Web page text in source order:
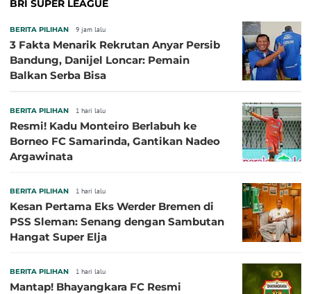
BRI SUPER LEAGUE
BERITA PILIHAN 9 jam lalu
3 Fakta Menarik Rekrutan Anyar Persib
Bandung, Danijel Loncar: Pemain
Balkan Serba Bisa
BERITA PILIHAN 1 hari lalu
Resmi! Kadu Monteiro Berlabuh ke
Borneo FC Samarinda, Gantikan Nadeo
Argawinata
BERITA PILIHAN 1 hari lalu
Kesan Pertama Eks Werder Bremen di
PSS Sleman: Senang dengan Sambutan
Hangat Super Elja
BERITA PILIHAN 1 hari lalu
Mantap! Bhayangkara FC Resmi